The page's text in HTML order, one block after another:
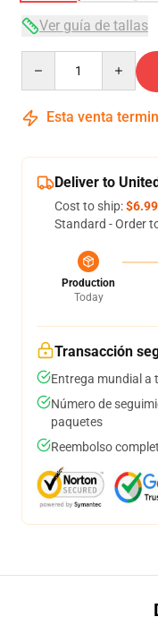
Ver guía de tallas
Esta venta
Deliver to
Cost to ship:$6.99
Standard - Order
Production
Today
Transacción
Entrega mundial a
Número de
paquetes
Reembolso